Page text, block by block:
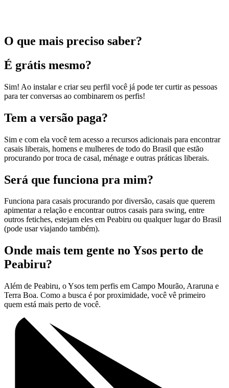
O que mais preciso saber?
É grátis mesmo?
Sim! Ao instalar e criar seu perfil você já pode ter curtir as pessoas
para ter conversas ao combinarem os perfis!
Tem a versão paga?
Sim e com ela você tem acesso a recursos adicionais para encontrar
casais liberais, homens e mulheres de todo do Brasil que estão
procurando por troca de casal, ménage e outras práticas liberais.
Será que funciona pra mim?
Funciona para casais procurando por diversão, casais que querem
apimentar a relação e encontrar outros casais para swing, entre
outros fetiches, estejam eles em Peabiru ou qualquer lugar do Brasil
(pode usar viajando também).
Onde mais tem gente no Ysos perto de
Peabiru?
Além de Peabiru, o Ysos tem perfis em Campo Mourão, Araruna e
Terra Boa. Como a busca é por proximidade, você vê primeiro
quem está mais perto de você.